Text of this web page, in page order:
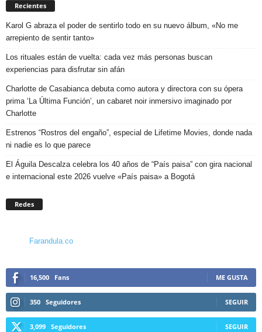
Recientes
Karol G abraza el poder de sentirlo todo en su nuevo álbum, «No me
arrepiento de sentir tanto»
Los rituales están de vuelta: cada vez más personas buscan
experiencias para disfrutar sin afán
Charlotte de Casabianca debuta como autora y directora con su ópera
prima ‘La Última Función’, un cabaret noir inmersivo imaginado por
Charlotte
Estrenos “Rostros del engaño”, especial de Lifetime Movies, donde nada
ni nadie es lo que parece
El Águila Descalza celebra los 40 años de “País paisa” con gira nacional
e internacional este 2026 vuelve «País paisa» a Bogotá
Redes
Farandula.co
16,500 Fans ME GUSTA
350 Seguidores SEGUIR
3,099 Seguidores SEGUIR